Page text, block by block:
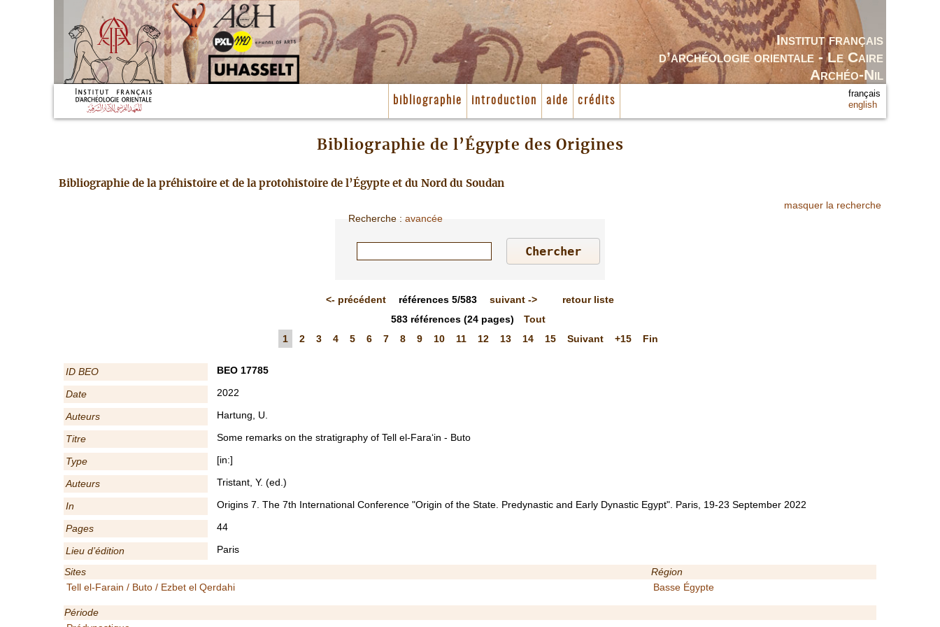
Institut français
d’archéologie orientale - Le Caire
Archéo-Nil
bibliographie introduction aide crédits
français
english
Bibliographie de l’Égypte des Origines
Bibliographie de la préhistoire et de la protohistoire de l’Égypte et du Nord du Soudan
masquer la recherche
Recherche :avancée
<- précédent références 5/583 suivant ->
retour liste
583 références(24 pages)
Tout
1
2 3 4 5 6 7 8 9 10 11 12 13 14 15 Suivant +15 Fin
ID BEO BEO 17785
Date 2022
Auteurs Hartung, U.
Titre Some remarks on the stratigraphy of Tell el-Fara‘in - Buto
Type [in:]
Auteurs Tristant, Y. (ed.)
In Origins 7. The 7th International Conference "Origin of the State. Predynastic and Early Dynastic Egypt". Paris, 19-23 September 2022
Pages 44
Lieu d’édition
Paris
Sites
Région
Tell el-Farain / Buto / Ezbet el Qerdahi
Basse Égypte
Période